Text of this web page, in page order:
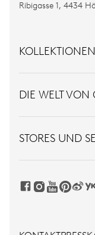
Ribigasse 1, 4434
KOLLEKTIONEN
DIE WELT VON
STORES UND